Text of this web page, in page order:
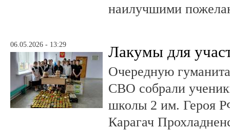
наилучшими
06.05.2026 - 13:29 Лакумы для
Очередную
СВО собрали
школы 2 им. Героя
Карагач